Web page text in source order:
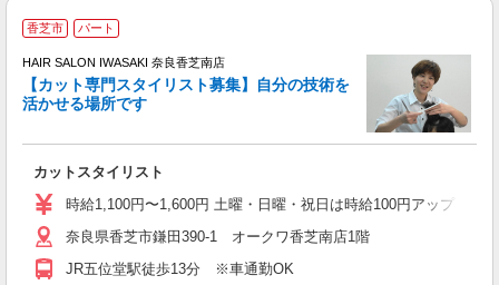
香芝市 パート
HAIR SALON IWASAKI 奈良香芝南店
【カット専門スタイリスト募集】自分の技術を
活かせる場所です
カットスタイリスト
時給1,100円〜1,600円 土曜・日曜・祝日は時給100円アップ ※資
奈良県香芝市鎌田390-1 オークワ香芝南店1階
JR五位堂駅徒歩13分 ※車通勤OK